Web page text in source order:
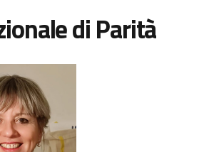
di Parità